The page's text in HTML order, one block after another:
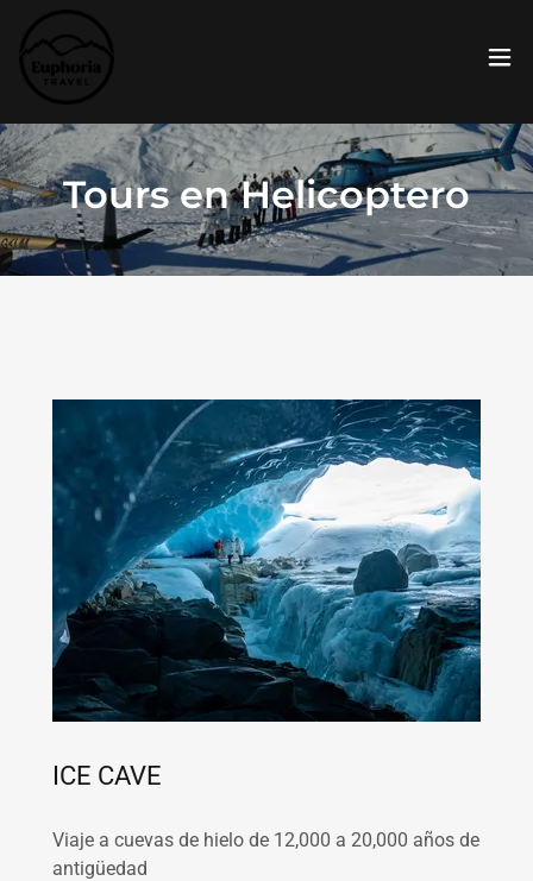
Tours en Helicoptero
ICE CAVE
Viaje a cuevas de hielo de 12,000 a 20,000 años de
antigüedad